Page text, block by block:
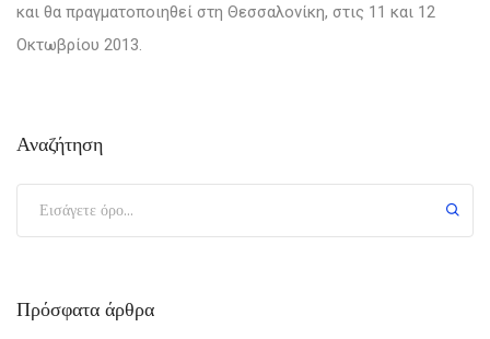
και θα πραγματοποιηθεί στη Θεσσαλονίκη, στις 11 και 12
Οκτωβρίου 2013.
Αναζήτηση
Πρόσφατα άρθρα